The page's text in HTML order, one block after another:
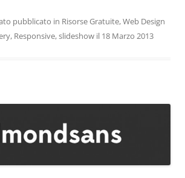
pubblicato in Risorse Gratuite,Web Design
, Responsive,slideshow il 18 Marzo 2013